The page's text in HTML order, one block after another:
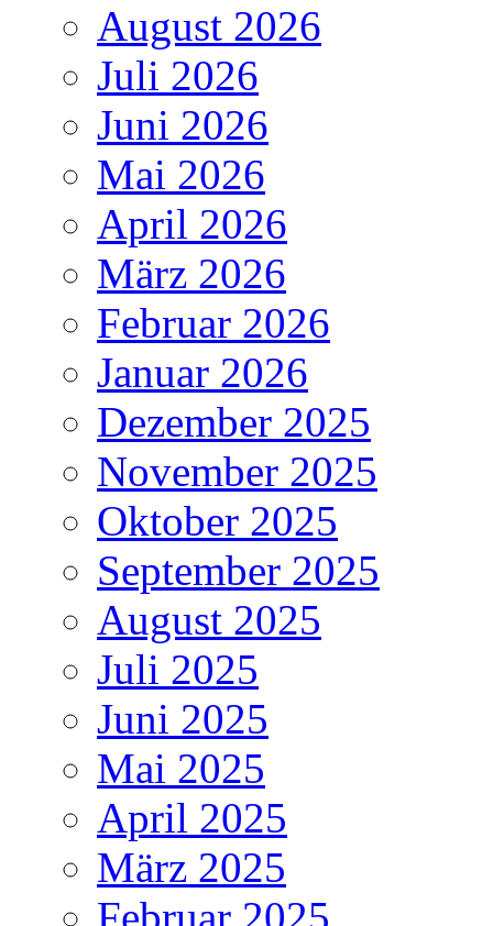
August 2026
Juli 2026
Juni 2026
Mai 2026
April 2026
März 2026
Februar 2026
Januar 2026
Dezember 2025
November 2025
Oktober 2025
September 2025
August 2025
Juli 2025
Juni 2025
Mai 2025
April 2025
März 2025
Februar 2025